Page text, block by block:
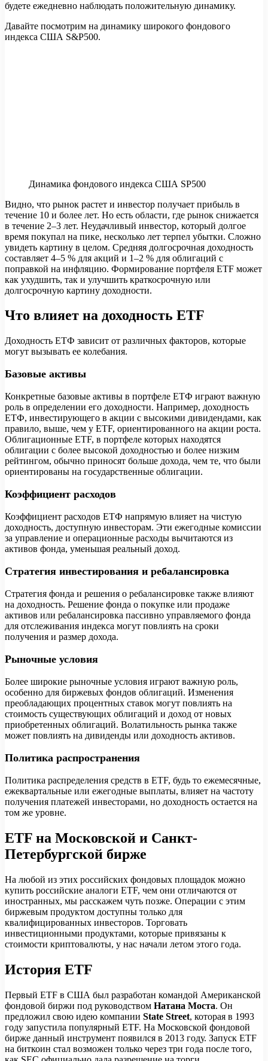
будете ежедневно наблюдать положительную динамику.
Давайте посмотрим на динамику широкого фондового
индекса США S&P500.
Динамика фондового индекса США SP500
Видно, что рынок растет и инвестор получает прибыль в
течение 10 и более лет. Но есть области, где рынок снижается
в течение 2–3 лет. Неудачливый инвестор, который долгое
время покупал на пике, несколько лет терпел убытки. Сложно
увидеть картину в целом. Средняя долгосрочная доходность
составляет 4–5 % для акций и 1–2 % для облигаций с
поправкой на инфляцию. Формирование портфеля ETF может
как ухудшить, так и улучшить краткосрочную или
долгосрочную картину доходности.
Что влияет на доходность ETF
Доходность ЕТФ зависит от различных факторов, которые
могут вызывать ее колебания.
Базовые активы
Конкретные базовые активы в портфеле ЕТФ играют важную
роль в определении его доходности. Например, доходность
ЕТФ, инвестирующего в акции с высокими дивидендами, как
правило, выше, чем у ETF, ориентированного на акции роста.
Облигационные ETF, в портфеле которых находятся
облигации с более высокой доходностью и более низким
рейтингом, обычно приносят больше дохода, чем те, что были
ориентированы на государственные облигации.
Коэффициент расходов
Коэффициент расходов ЕТФ напрямую влияет на чистую
доходность, доступную инвесторам. Эти ежегодные комиссии
за управление и операционные расходы вычитаются из
активов фонда, уменьшая реальный доход.
Стратегия инвестирования и ребалансировка
Стратегия фонда и решения о ребалансировке также влияют
на доходность. Решение фонда о покупке или продаже
активов или ребалансировка пассивно управляемого фонда
для отслеживания индекса могут повлиять на сроки
получения и размер дохода.
Рыночные условия
Более широкие рыночные условия играют важную роль,
особенно для биржевых фондов облигаций. Изменения
преобладающих процентных ставок могут повлиять на
стоимость существующих облигаций и доход от новых
приобретенных облигаций. Волатильность рынка также
может повлиять на дивиденды или доходность активов.
Политика распространения
Политика распределения средств в ETF, будь то ежемесячные,
ежеквартальные или ежегодные выплаты, влияет на частоту
получения платежей инвесторами, но доходность остается на
том же уровне.
ETF на Московской и Санкт-
Петербургской бирже
На любой из этих российских фондовых площадок можно
купить российские аналоги ETF, чем они отличаются от
иностранных, мы расскажем чуть позже. Операции с этим
биржевым продуктом доступны только для
квалифицированных инвесторов. Торговать
инвестиционными продуктами, которые привязаны к
стоимости криптовалюты, у нас начали летом этого года.
История ETF
Первый ETF в США был разработан командой Американской
фондовой биржи под руководством Натана Моста. Он
предложил свою идею компании State Street, которая в 1993
году запустила популярный ETF. На Московской фондовой
бирже данный инструмент появился в 2013 году. Запуск ETF
на биткоин стал возможен только через три года после того,